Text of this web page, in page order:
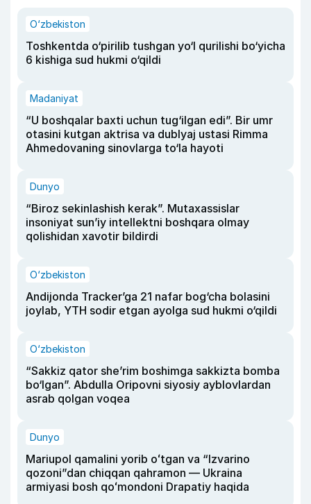
O‘zbekiston
Toshkentda o‘pirilib tushgan yo‘l qurilishi bo‘yicha
6 kishiga sud hukmi o‘qildi
Madaniyat
“U boshqalar baxti uchun tug‘ilgan edi”. Bir umr
otasini kutgan aktrisa va dublyaj ustasi Rimma
Ahmedovaning sinovlarga to‘la hayoti
Dunyo
“Biroz sekinlashish kerak”. Mutaxassislar
insoniyat sun’iy intellektni boshqara olmay
qolishidan xavotir bildirdi
O‘zbekiston
Andijonda Tracker’ga 21 nafar bog‘cha bolasini
joylab, YTH sodir etgan ayolga sud hukmi o‘qildi
O‘zbekiston
“Sakkiz qator she’rim boshimga sakkizta bomba
bo‘lgan”. Abdulla Oripovni siyosiy ayblovlardan
asrab qolgan voqea
Dunyo
Mariupol qamalini yorib oʻtgan va “Izvarino
qozoni”dan chiqqan qahramon — Ukraina
armiyasi bosh qoʻmondoni Drapatiy haqida